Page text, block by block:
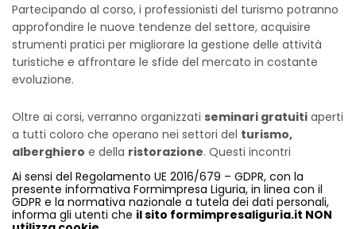
Partecipando al corso, i professionisti del turismo potranno
approfondire le nuove tendenze del settore, acquisire
strumenti pratici per migliorare la gestione delle attività
turistiche e affrontare le sfide del mercato in costante
evoluzione.
Oltre ai corsi, verranno organizzatiseminari gratuiti aperti
a tutti coloro che operano nei settori del turismo,
alberghiero e della ristorazione. Questi incontri
offriranno momenti di confronto e aggiornamento su temi
chiave per la crescita del settore e saranno un’opportunità
per scoprire le ultime novità, condividere buone pratiche e
approfondire le competenze professionali.
Ai sensi del Regolamento UE 2016/679 – GDPR, con la
presente informativa Formimpresa Liguria, in linea con il
GDPR e la normativa nazionale a tutela dei dati personali,
informa gli utenti che il sito formimpresaliguria.it NON